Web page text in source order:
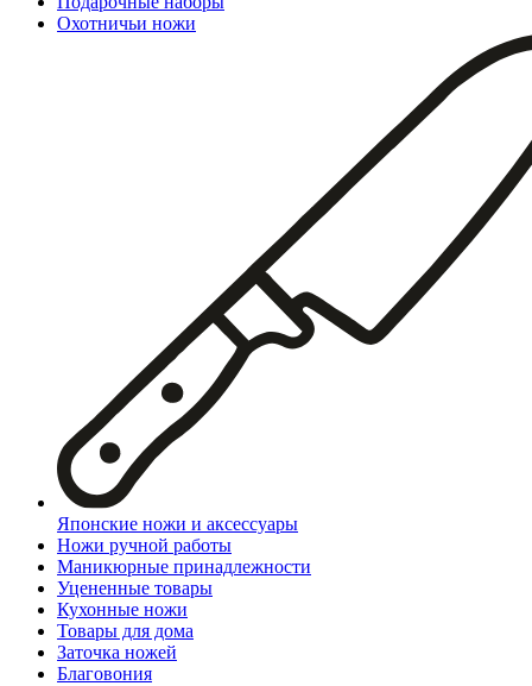
Охотничьи ножи
Японские ножи и аксессуары
Ножи ручной работы
Маникюрные принадлежности
Уцененные товары
Кухонные ножи
Товары для дома
Заточка ножей
Благовония